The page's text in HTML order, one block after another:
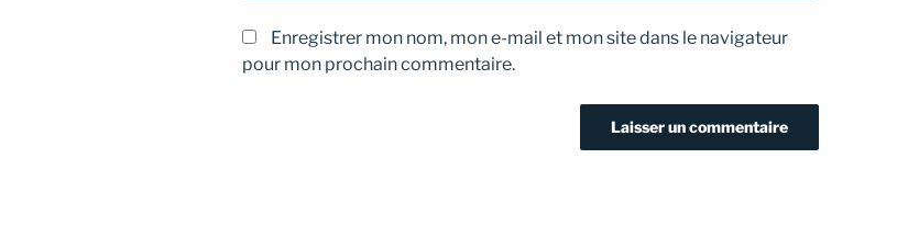
Enregistrer mon nom, mon e-mail et mon site dans le navigateur
pour mon prochain commentaire.